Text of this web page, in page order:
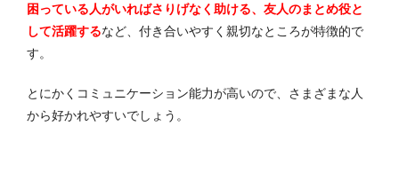
困っている人がいればさりげなく助ける、友人のまとめ役と
して活躍するなど、付き合いやすく親切なところが特徴的で
す。
とにかくコミュニケーション能力が高いので、さまざまな人
から好かれやすいでしょう。